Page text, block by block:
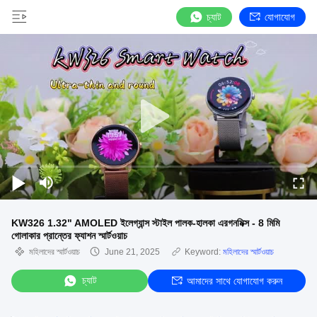
চ্যাট যোগাযোগ
KW326 1.32" AMOLED ইলেগ্যান্স স্টাইল পালক-হালকা এরগনমিক্স - 8 মিমি
গোলাকার প্রান্তের ফ্যাশন স্মার্টওয়াচ
মহিলাদের স্মার্টওয়াচ June 21, 2025 Keyword: মহিলাদের স্মার্টওয়াচ
চ্যাট আমাদের সাথে যোগাযোগ করুন